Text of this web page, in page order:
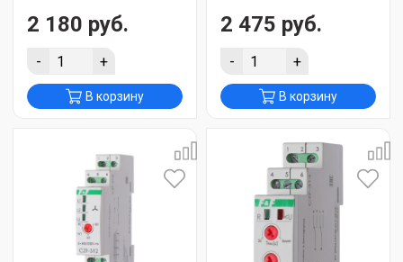
2 180 руб.
- +
В корзину
2 475 руб.
- +
В корзину